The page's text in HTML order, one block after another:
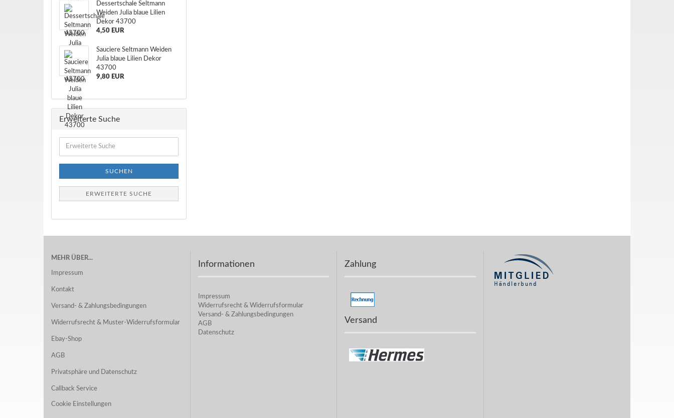
Dessertschale Seltmann
Weiden Julia blaue Lilien
Dekor 43700
4,50 EUR
Sauciere Seltmann Weiden
Julia blaue Lilien Dekor
43700
9,80 EUR
Erweiterte Suche
Suche
SUCHEN
ERWEITERTE SUCHE
MEHR ÜBER...
Impressum
Kontakt
Versand- & Zahlungsbedingungen
Widerrufsrecht & Muster-Widerrufsformular
Ebay-Shop
AGB
Privatsphäre und Datenschutz
Callback Service
Cookie Einstellungen
Informationen
Impressum
Widerrufsrecht & Widerrufsformular
Versand- & Zahlungsbedingungen
AGB
Datenschutz
Zahlung
Versand